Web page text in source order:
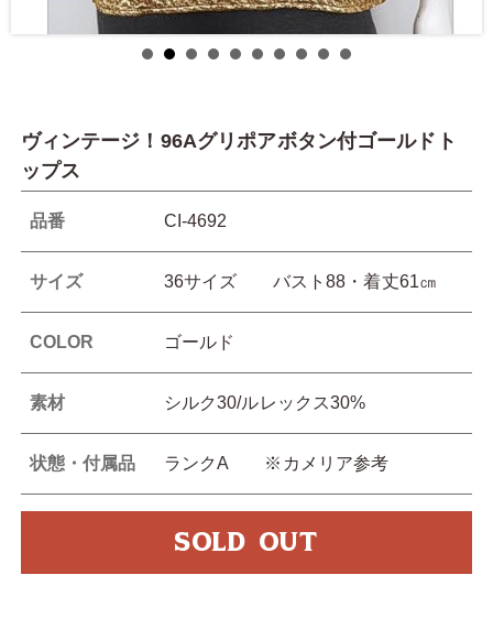
ヴィンテージ！96Aグリポアボタン付ゴールドト
ップス
品番 CI-4692
サイズ 36サイズ バスト88・着丈61㎝
COLOR ゴールド
素材 シルク30/ルレックス30%
状態・付属品 ランクA ※カメリア参考
SOLD OUT